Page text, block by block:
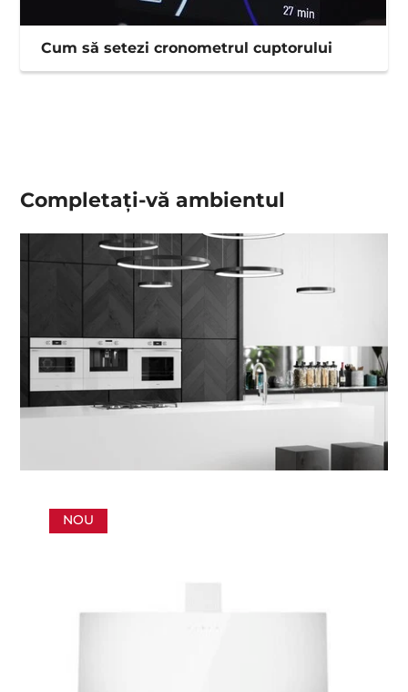
Cum să setezi cronometrul cuptorului
Completați-vă ambientul
NOU